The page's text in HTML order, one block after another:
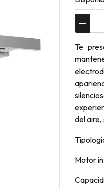
Te
del
Motor